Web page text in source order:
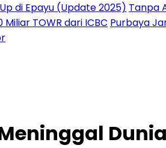
di Epayu (Update 2025) Tanpa
TOWR dari ICBC Purbaya